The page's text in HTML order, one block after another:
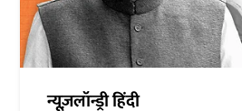
न्यूज़लॉन्ड्री हिंदी